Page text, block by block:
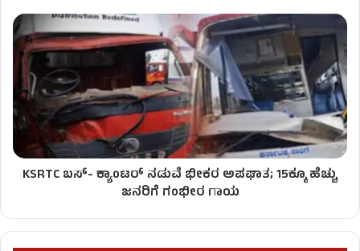
KSRTC ಬಸ್​- ಕ್ಯಾಂಟರ್ ನಡುವೆ ಭೀಕರ ಅಪಘಾತ; 15ಕ್ಕೂ ಹೆಚ್ಚು
ಜನರಿಗೆ ಗಂಭೀರ ಗಾಯ